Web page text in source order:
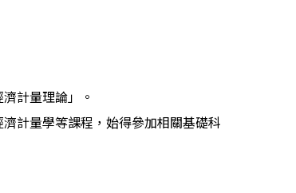
計量理論」。
計量學等課程，始得參加相關基礎科